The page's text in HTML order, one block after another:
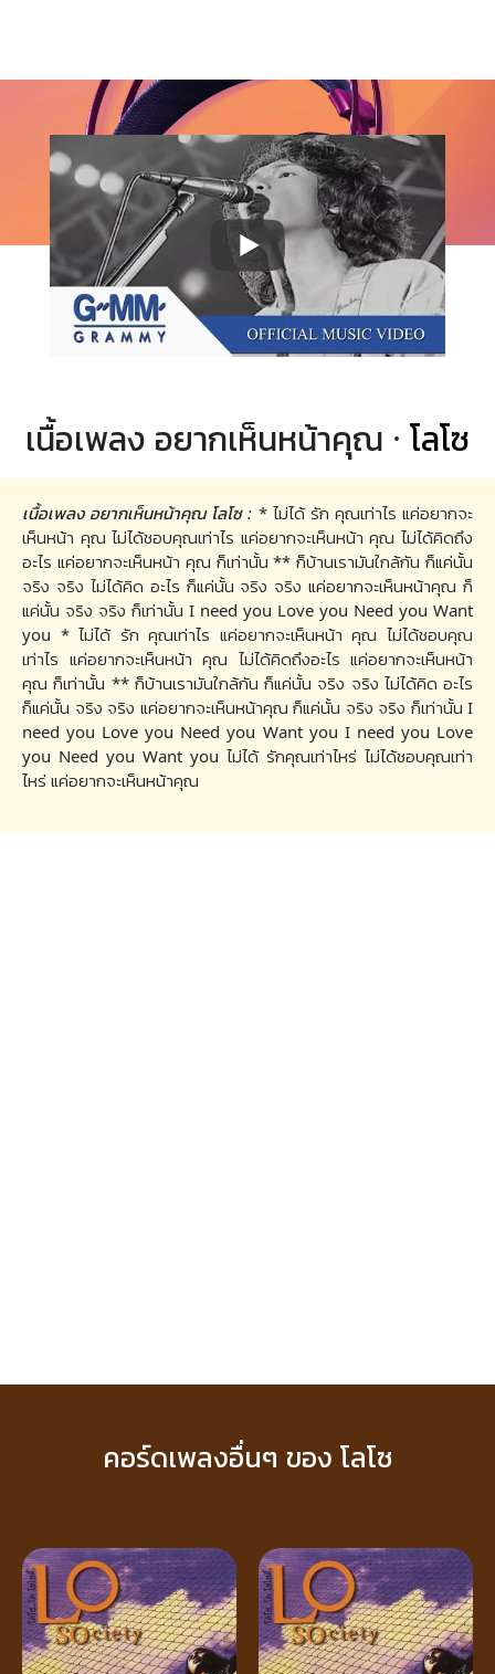
เนื้อเพลง อยากเห็นหน้าคุณ · โลโซ
เนื้อเพลง อยากเห็นหน้าคุณ โลโซ : * ไม่ได้ รัก คุณเท่าไร แค่อยากจะ
เห็นหน้า คุณ ไม่ได้ชอบคุณเท่าไร แค่อยากจะเห็นหน้า คุณ ไม่ได้คิดถึง
อะไร แค่อยากจะเห็นหน้า คุณ ก็เท่านั้น ** ก็บ้านเรามันใกล้กัน ก็แค่นั้น
จริง จริง ไม่ได้คิด อะไร ก็แค่นั้น จริง จริง แค่อยากจะเห็นหน้าคุณ ก็
แค่นั้น จริง จริง ก็เท่านั้น I need you Love you Need you Want
you * ไม่ได้ รัก คุณเท่าไร แค่อยากจะเห็นหน้า คุณ ไม่ได้ชอบคุณ
เท่าไร แค่อยากจะเห็นหน้า คุณ ไม่ได้คิดถึงอะไร แค่อยากจะเห็นหน้า
คุณ ก็เท่านั้น ** ก็บ้านเรามันใกล้กัน ก็แค่นั้น จริง จริง ไม่ได้คิด อะไร
ก็แค่นั้น จริง จริง แค่อยากจะเห็นหน้าคุณ ก็แค่นั้น จริง จริง ก็เท่านั้น I
need you Love you Need you Want you I need you Love
you Need you Want you ไม่ได้ รักคุณเท่าไหร่ ไม่ได้ชอบคุณเท่า
ไหร่ แค่อยากจะเห็นหน้าคุณ
คอร์ดเพลงอื่นๆ ของ โลโซ